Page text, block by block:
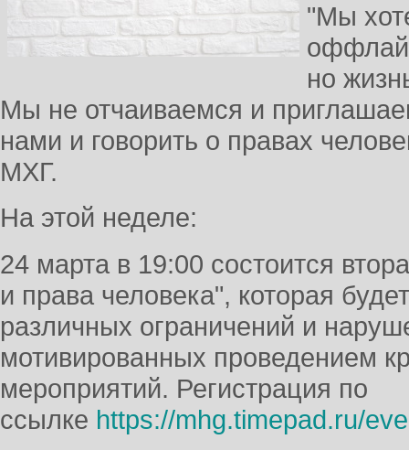
"Мы
но
Мы не отчаиваемся и
нами и говорить о правах
МХГ.
На этой неделе:
24 марта в 19:00 состоится
и права человека", которая
различных ограничений и
мотивированных проведением
мероприятий. Регистрация по
ссылке https://mhg.timepad.ru/